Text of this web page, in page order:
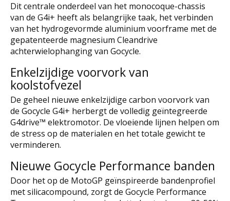
Dit centrale onderdeel van het monocoque-chassis
van de G4i+ heeft als belangrijke taak, het verbinden
van het hydrogevormde aluminium voorframe met de
gepatenteerde magnesium Cleandrive
achterwielophanging van Gocycle.
Enkelzijdige voorvork van
koolstofvezel
De geheel nieuwe enkelzijdige carbon voorvork van
de Gocycle G4i+ herbergt de volledig geïntegreerde
G4drive™ elektromotor. De vloeiende lijnen helpen om
de stress op de materialen en het totale gewicht te
verminderen.
Nieuwe Gocycle Performance banden
Door het op de MotoGP geïnspireerde bandenprofiel
met silicacompound, zorgt de Gocycle Performance